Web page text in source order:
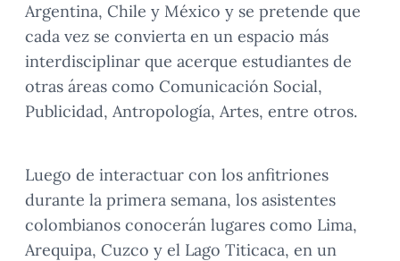
Argentina, Chile y México y se pretende que
cada vez se convierta en un espacio más
interdisciplinar que acerque estudiantes de
otras áreas como Comunicación Social,
Publicidad, Antropología, Artes, entre otros.
Luego de interactuar con los anfitriones
durante la primera semana, los asistentes
colombianos conocerán lugares como Lima,
Arequipa, Cuzco y el Lago Titicaca, en un